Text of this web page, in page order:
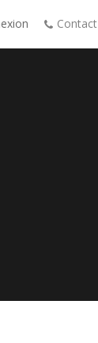
Contact